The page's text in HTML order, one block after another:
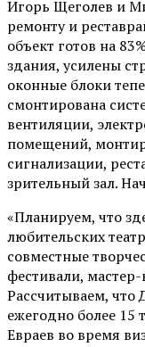
Игорь Щеголев и
ремонту и
объект готов на
здания, усилены
оконные блоки
смонтирована
вентиляции,
помещений,
сигнализации,
зрительный зал.
«Планируем, что
любительских
совместные
фестивали,
Рассчитываем, что
ежегодно более 15
Евраев во время